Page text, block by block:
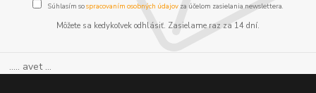
Súhlasím sospracovaním osobných údajov za účelom zasielania newslettera.
Môžete sa kedykoľvek odhlásiť. Zasielame raz za 14 dní.
..... avet ...